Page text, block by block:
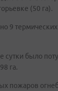
(50 га).
9
сутки было
га.
пожаров